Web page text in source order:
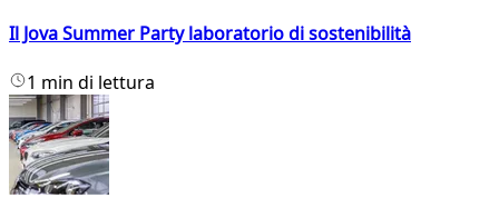
Il Jova Summer Party laboratorio di sostenibilità
1 min di lettura